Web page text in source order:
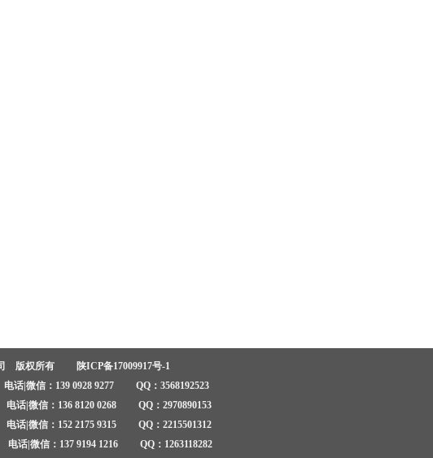
司 版权所有
陕ICP备17009917号-1
话|微信：139 0928 9277 QQ：3568192523
话|微信：136 8120 0268 QQ：2970890153
信：152 2175 9315 QQ：2215501312
信：137 9194 1216 QQ：1263118282